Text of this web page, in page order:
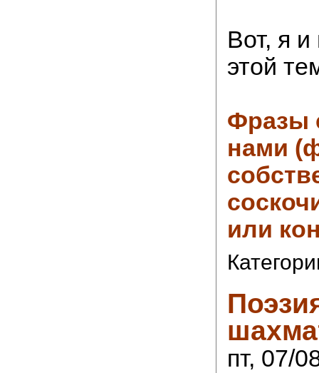
Вот, я
этой
Фразы
нами
или
пт, 07/